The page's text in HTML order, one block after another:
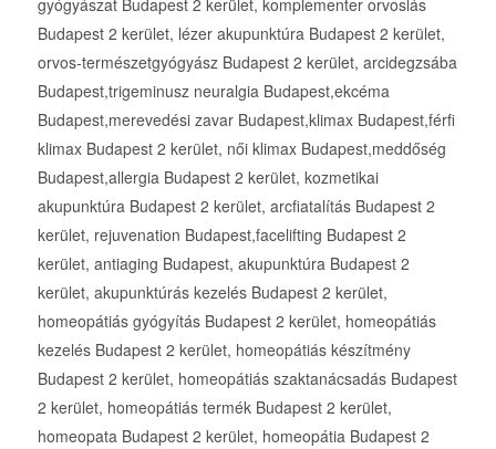
Budapest 2 kerület, lézer akupunktúra Budapest 2 kerület,
orvos-természetgyógyász Budapest 2 kerület, arcidegzsába
Budapest,trigeminusz neuralgia Budapest,ekcéma
Budapest,merevedési zavar Budapest,klimax Budapest,férfi
klimax Budapest 2 kerület, női klimax Budapest,meddőség
Budapest,allergia Budapest 2 kerület, kozmetikai
akupunktúra Budapest 2 kerület, arcfiatalítás Budapest 2
kerület, rejuvenation Budapest,facelifting Budapest 2
kerület, antiaging Budapest, akupunktúra Budapest 2
kerület, akupunktúrás kezelés Budapest 2 kerület,
homeopátiás gyógyítás Budapest 2 kerület, homeopátiás
kezelés Budapest 2 kerület, homeopátiás készítmény
Budapest 2 kerület, homeopátiás szaktanácsadás Budapest
2 kerület, homeopátiás termék Budapest 2 kerület,
homeopata Budapest 2 kerület, homeopátia Budapest 2